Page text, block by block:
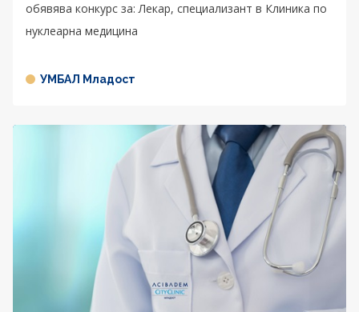
обявява конкурс за: Лекар, специализант в Клиника по
нуклеарна медицина
УМБАЛ Младост